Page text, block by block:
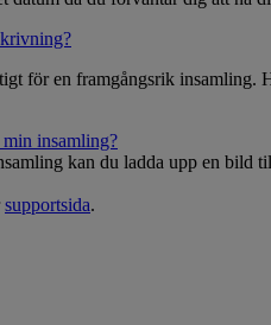
för en framgångsrik insamling.
insamling?
kan du ladda upp en bild
supportsida.